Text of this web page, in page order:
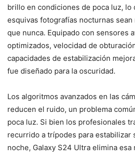
brillo en condiciones de poca luz, lo
esquivas fotografías nocturnas
que nunca. Equipado con sensores
optimizados, velocidad de
capacidades de estabilización
fue diseñado para la oscuridad.
Los algoritmos avanzados en las
reducen el ruido, un problema
poca luz. Si bien los profesionales
recurrido a trípodes para estabilizar
noche, Galaxy S24 Ultra elimina esa